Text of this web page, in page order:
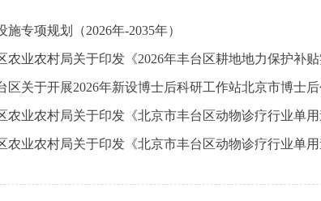
施专项规划（2026年-2035年）
农业农村局关于印发《2026年丰台区耕地地力保护补
区关于开展2026年新设博士后科研工作站北京市博士